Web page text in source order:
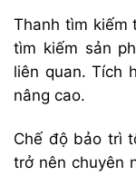
Thanh tìm kiếm
tìm kiếm sản
liên quan. Tích
nâng cao.
Chế độ bảo trì
trở nên chuyên